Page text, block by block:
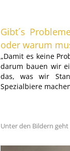
Gibt´s
oder warum
„Damit es keine
darum bauen wir
das, was wir
Spezialbiere
Unter den Bildern